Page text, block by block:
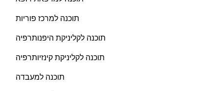
תוכנה למרכז פוריות
תוכנה לקליניקת היפנותרפיה
תוכנה לקליניקת קינזיותרפיה
תוכנה למעבדה